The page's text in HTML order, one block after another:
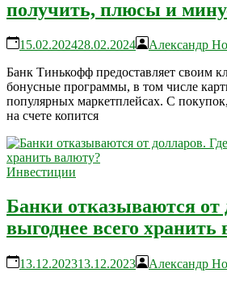
получить, плюсы и
15.02.202428.02.2024
Александр
Банк Тинькофф предоставляет своим
бонусные программы, в том числе
популярных маркетплейсах. С
на счете копится
Инвестиции
Банки отказываются от
выгоднее всего хранить
13.12.202313.12.2023
Александр